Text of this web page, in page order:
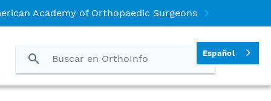
Academy of Orthopaedic Surgeons
Español